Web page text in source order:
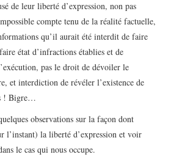
de leur liberté d’expression, non pas
compte tenu de la réalité factuelle,
qu’il aurait été interdit de faire
état d’infractions établies et de
pas le droit de dévoiler le
et interdiction de révéler l’existence de
! Bigre…
observations sur la façon dont
l’instant) la liberté d’expression et voir
le cas qui nous occupe.